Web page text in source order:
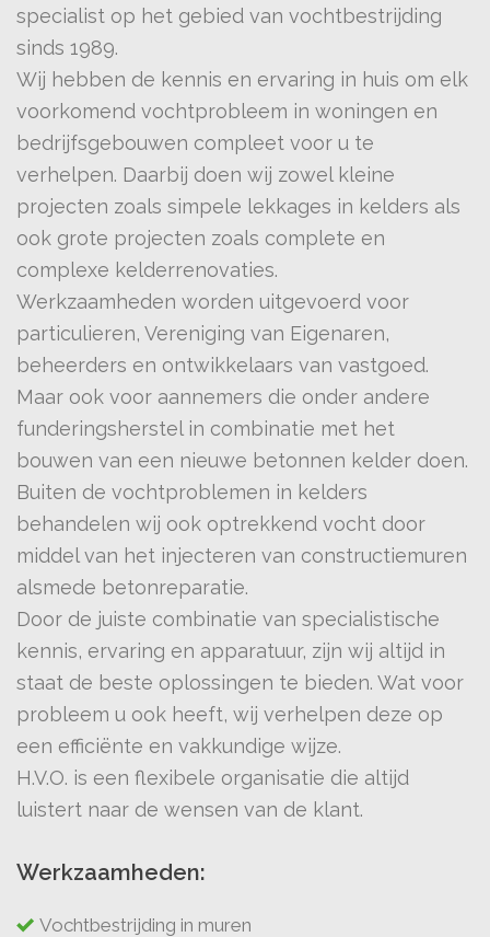
specialist op het gebied van vochtbestrijding
sinds 1989.
Wij hebben de kennis en ervaring in huis om elk
voorkomend vochtprobleem in woningen en
bedrijfsgebouwen compleet voor u te
verhelpen. Daarbij doen wij zowel kleine
projecten zoals simpele lekkages in kelders als
ook grote projecten zoals complete en
complexe kelderrenovaties.
Werkzaamheden worden uitgevoerd voor
particulieren, Vereniging van Eigenaren,
beheerders en ontwikkelaars van vastgoed.
Maar ook voor aannemers die onder andere
funderingsherstel in combinatie met het
bouwen van een nieuwe betonnen kelder doen.
Buiten de vochtproblemen in kelders
behandelen wij ook optrekkend vocht door
middel van het injecteren van constructiemuren
alsmede betonreparatie.
Door de juiste combinatie van specialistische
kennis, ervaring en apparatuur, zijn wij altijd in
staat de beste oplossingen te bieden. Wat voor
probleem u ook heeft, wij verhelpen deze op
een efficiënte en vakkundige wijze.
H.V.O. is een flexibele organisatie die altijd
luistert naar de wensen van de klant.
Werkzaamheden:
Vochtbestrijding in muren